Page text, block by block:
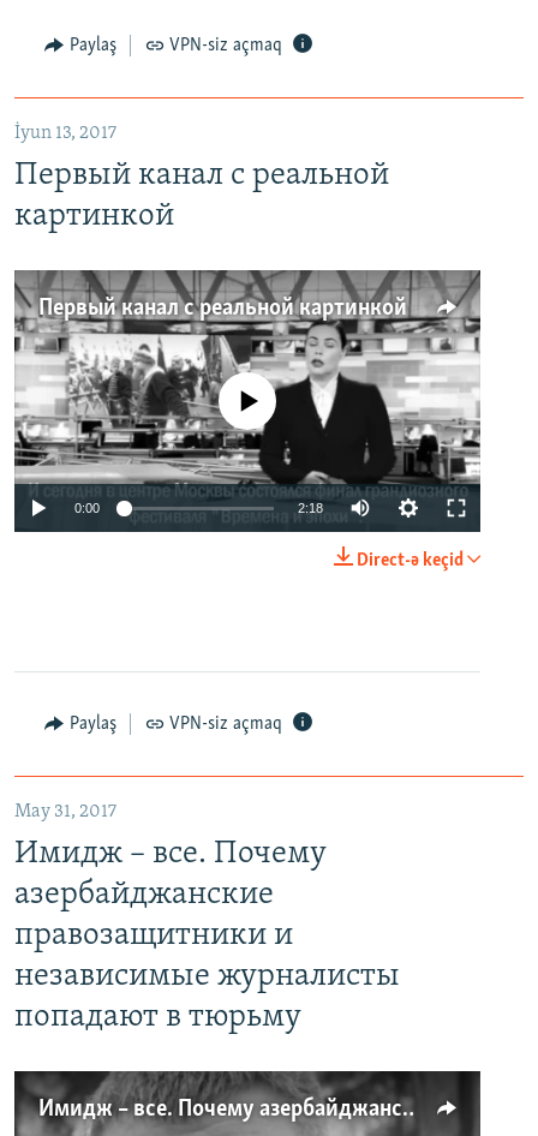
Paylaş VPN-siz açmaq
İyun 13, 2017
Первый канал с реальной
картинкой
Первый канал с реальной картинкой
No media source currently available
0:00 2:18
Direct-ə keçid
Paylaş VPN-siz açmaq
May 31, 2017
Имидж – все. Почему
азербайджанские
правозащитники и
независимые журналисты
попадают в тюрьму
Имидж – все. Почему азербайджанские правозащитники и независимые журналисты попадают в тюрьму